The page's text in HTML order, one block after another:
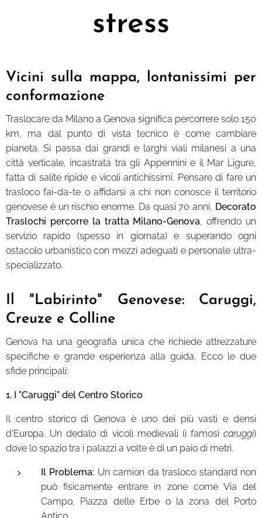
stress
Vicini sulla mappa, lontanissimi per
conformazione
Traslocare da Milano a Genova significa percorrere solo 150
km, ma dal punto di vista tecnico è come cambiare
pianeta. Si passa dai grandi e larghi viali milanesi a una
città verticale, incastrata tra gli Appennini e il Mar Ligure,
fatta di salite ripide e vicoli antichissimi. Pensare di fare un
trasloco fai-da-te o affidarsi a chi non conosce il territorio
genovese è un rischio enorme. Da quasi 70 anni, Decorato
Traslochi percorre la tratta Milano-Genova, offrendo un
servizio rapido (spesso in giornata) e superando ogni
ostacolo urbanistico con mezzi adeguati e personale ultra-
specializzato.
Il "Labirinto" Genovese: Caruggi,
Creuze e Colline
Genova ha una geografia unica che richiede attrezzature
specifiche e grande esperienza alla guida. Ecco le due
sfide principali:
1. I "Caruggi" del Centro Storico
Il centro storico di Genova è uno dei più vasti e densi
d'Europa. Un dedalo di vicoli medievali (i famosi caruggi)
dove lo spazio tra i palazzi a volte è di un paio di metri.
Il Problema: Un camion da trasloco standard non
può fisicamente entrare in zone come Via del
Campo, Piazza delle Erbe o la zona del Porto